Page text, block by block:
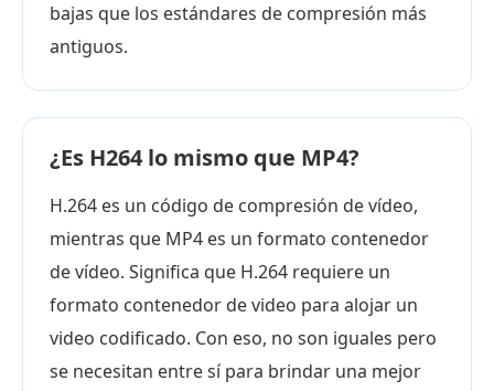
bajas que los estándares de compresión más
antiguos.
¿Es H264 lo mismo que MP4?
H.264 es un código de compresión de vídeo,
mientras que MP4 es un formato contenedor
de vídeo. Significa que H.264 requiere un
formato contenedor de video para alojar un
video codificado. Con eso, no son iguales pero
se necesitan entre sí para brindar una mejor